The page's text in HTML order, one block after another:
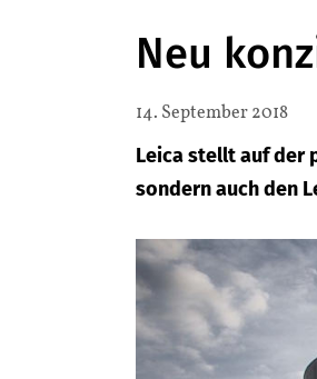
Neu
14. September 2018
Leica stellt auf der
sondern auch den